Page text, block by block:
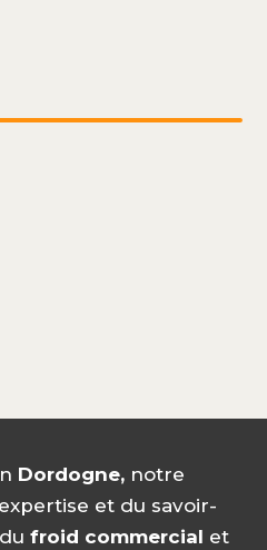
Dordogne, notre
et du savoir-
dufroid commercial et